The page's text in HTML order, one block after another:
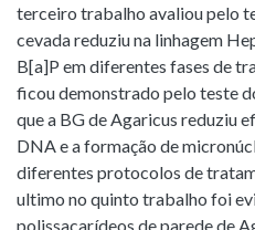
terceiro trabalho avaliou pelo
cevada reduziu na linhagem
B[a]P em diferentes fases de
ficou demonstrado pelo teste
que a BG de Agaricus reduziu
DNA e a formação de
diferentes protocolos de
ultimo no quinto trabalho foi
polissacarídeos de parede de